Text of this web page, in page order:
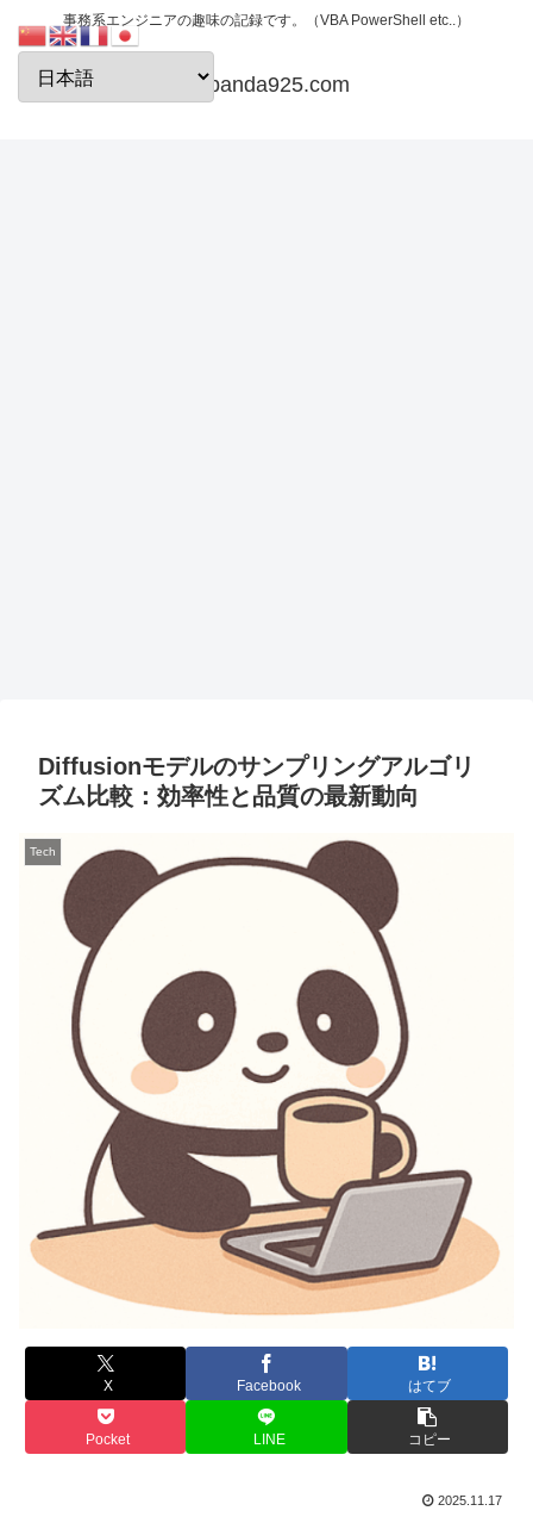
事務系エンジニアの趣味の記録です。（VBA PowerShell etc..）
papanda925.com
Diffusionモデルのサンプリングアルゴリ
ズム比較：効率性と品質の最新動向
Tech
X Facebook はてブ
Pocket LINE コピー
2025.11.17